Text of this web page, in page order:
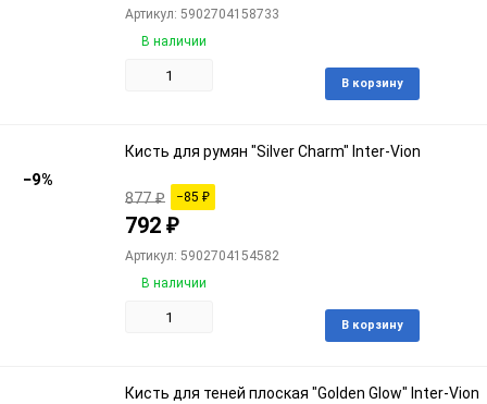
Артикул: 5902704158733
В наличии
В корзину
−9%
Кисть для румян "Silver Charm" Inter-Vion
877₽ −85 ₽
792 ₽
Артикул: 5902704154582
В наличии
В корзину
Кисть для теней плоская "Golden Glow" Inter-Vion